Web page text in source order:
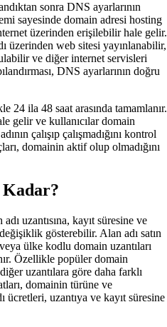
sonra DNS ayarlarının
sayesinde domain adresi hosting
üzerinden erişilebilir hale gelir.
üzerinden web sitesi yayınlanabilir,
ve diğer internet servisleri
DNS ayarlarının doğru
24 ila 48 saat arasında tamamlanır.
gelir ve kullanıcılar domain
çalışıp çalışmadığını kontrol
domainin aktif olup olmadığını
Kadar?
uzantısına, kayıt süresine ve
gösterebilir. Alan adı satın
ülke kodlu domain uzantıları
Özellikle popüler domain
uzantılara göre daha farklı
domainin türüne ve
uzantıya ve kayıt süresine